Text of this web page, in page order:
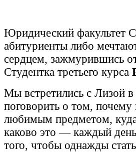
Юридический
абитуриенты либо
сердцем, зажмурившись
Студентка третьего курса
Мы встретились с Лизой
поговорить о том, почему
любимым предметом,
каково это — каждый день
того, чтобы однажды